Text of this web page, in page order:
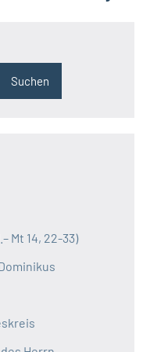
Suchen
Mt 14, 22-33)